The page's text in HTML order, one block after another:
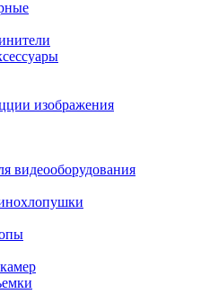
изображения
видеооборудования